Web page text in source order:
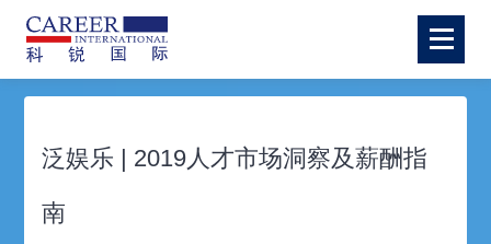
泛娱乐 | 2019人才市场洞察及薪酬指
南